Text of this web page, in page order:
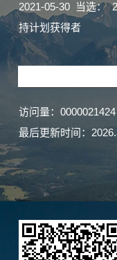
2021-05-30 当选：
持计划获得者
访问量： 0000021424
最后更新时间： 2026.